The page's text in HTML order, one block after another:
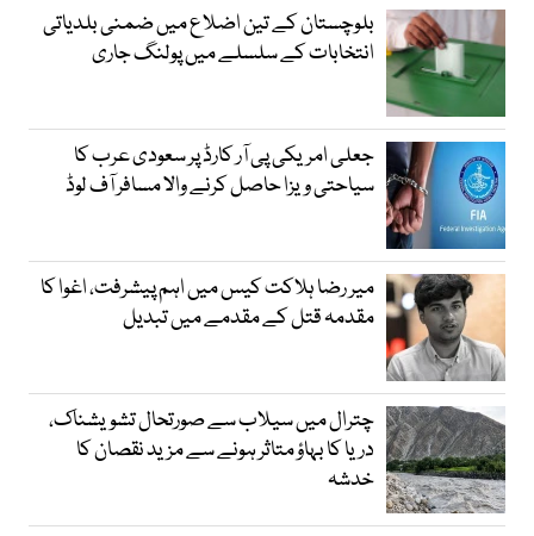
بلوچستان کے تین اضلاع میں ضمنی بلدیاتی
انتخابات کے سلسلے میں پولنگ جاری
جعلی امریکی پی آر کارڈ پر سعودی عرب کا
سیاحتی ویزا حاصل کرنے والا مسافر آف لوڈ
میر رضا ہلاکت کیس میں اہم پیشرفت، اغوا کا
مقدمہ قتل کے مقدمے میں تبدیل
چترال میں سیلاب سے صورتحال تشویشناک،
دریا کا بہاؤ متاثر ہونے سے مزید نقصان کا
خدشہ